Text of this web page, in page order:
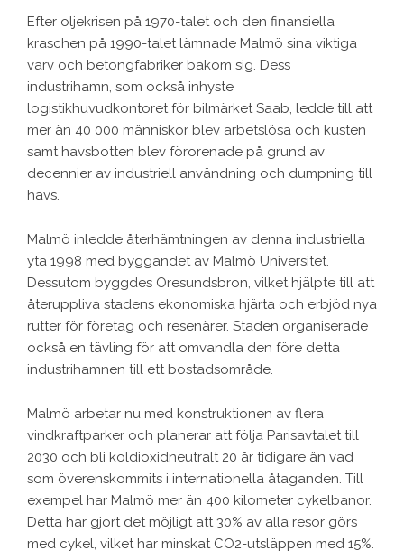
Efter oljekrisen på 1970-talet och den finansiella
kraschen på 1990-talet lämnade Malmö sina viktiga
varv och betongfabriker bakom sig. Dess
industrihamn, som också inhyste
logistikhuvudkontoret för bilmärket Saab, ledde till att
mer än 40 000 människor blev arbetslösa och kusten
samt havsbotten blev förorenade på grund av
decennier av industriell användning och dumpning till
havs.
Malmö inledde återhämtningen av denna industriella
yta 1998 med byggandet av Malmö Universitet.
Dessutom byggdes Öresundsbron, vilket hjälpte till att
återuppliva stadens ekonomiska hjärta och erbjöd nya
rutter för företag och resenärer. Staden organiserade
också en tävling för att omvandla den före detta
industrihamnen till ett bostadsområde.
Malmö arbetar nu med konstruktionen av flera
vindkraftparker och planerar att följa Parisavtalet till
2030 och bli koldioxidneutralt 20 år tidigare än vad
som överenskommits i internationella åtaganden. Till
exempel har Malmö mer än 400 kilometer cykelbanor.
Detta har gjort det möjligt att 30% av alla resor görs
med cykel, vilket har minskat CO2-utsläppen med 15%.